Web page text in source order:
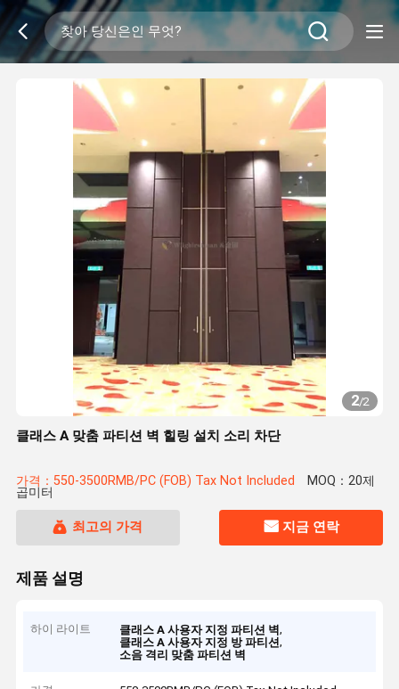
2/2
클래스 A 맞춤 파티션 벽 힐링 설치 소리 차단
가격：550-3500RMB/PC (FOB) Tax Not Included MOQ：20제
곱미터
최고의 가격 지금 연락
제품 설명
하이 라이트 클래스 A 사용자 지정 파티션 벽,
클래스 A 사용자 지정 방 파티션,
소음 격리 맞춤 파티션 벽